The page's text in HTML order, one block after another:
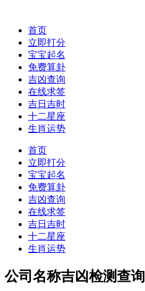
首页
立即打分
宝宝起名
免费算卦
吉凶查询
在线求签
吉日吉时
十二星座
生肖运势
首页
立即打分
宝宝起名
免费算卦
吉凶查询
在线求签
吉日吉时
十二星座
生肖运势
公司名称吉凶检测查询